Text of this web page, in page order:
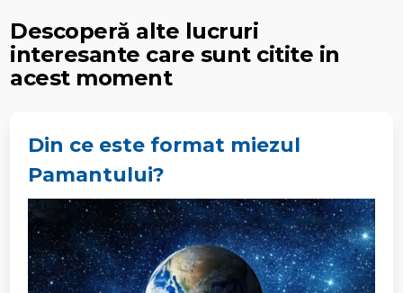
Descoperă alte lucruri
interesante care sunt citite in
acest moment
Din ce este format miezul
Pamantului?